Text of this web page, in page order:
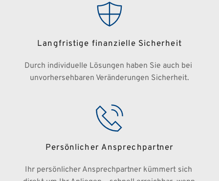
Langfristige finanzielle Sicherheit
Durch individuelle Lösungen haben Sie auch bei
unvorhersehbaren Veränderungen Sicherheit.
Persönlicher Ansprechpartner
Ihr persönlicher Ansprechpartner kümmert sich